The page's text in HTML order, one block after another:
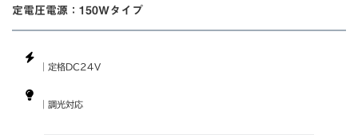
定電圧電源：150Wタイプ
｜定格DC24V
｜調光対応